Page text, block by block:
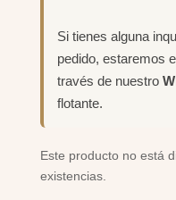
Si tienes alguna
pedido, estaremos
través de nuestro
flotante.
Este producto no está disponible porque no quedan
existencias.